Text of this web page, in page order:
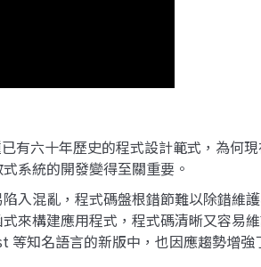
六十年歷史的程式設計範式，為何
系統的開發變得至關重要。
入混亂，程式碼盤根錯節難以除錯
來構建應用程式，程式碼清晰又容易
等知名語言的新版中，也因應趨勢